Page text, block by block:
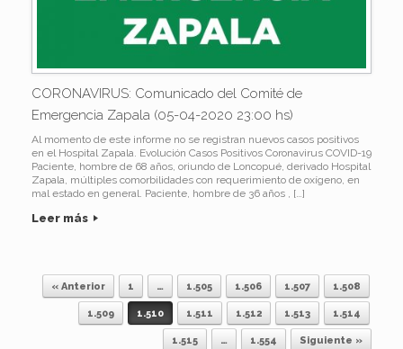
CORONAVIRUS: Comunicado del Comité de
Emergencia Zapala (05-04-2020 23:00 hs)
Al momento de este informe no se registran nuevos casos positivos
en el Hospital Zapala. Evolución Casos Positivos Coronavirus COVID-19
Paciente, hombre de 68 años, oriundo de Loncopué, derivado Hospital
Zapala, múltiples comorbilidades con requerimiento de oxígeno, en
mal estado en general. Paciente, hombre de 36 años , […]
Leer más
Navegador de artículos
« Anterior 1 … 1.505 1.506 1.507 1.508
1.509 1.510 1.511 1.512 1.513 1.514
1.515 … 1.554 Siguiente »